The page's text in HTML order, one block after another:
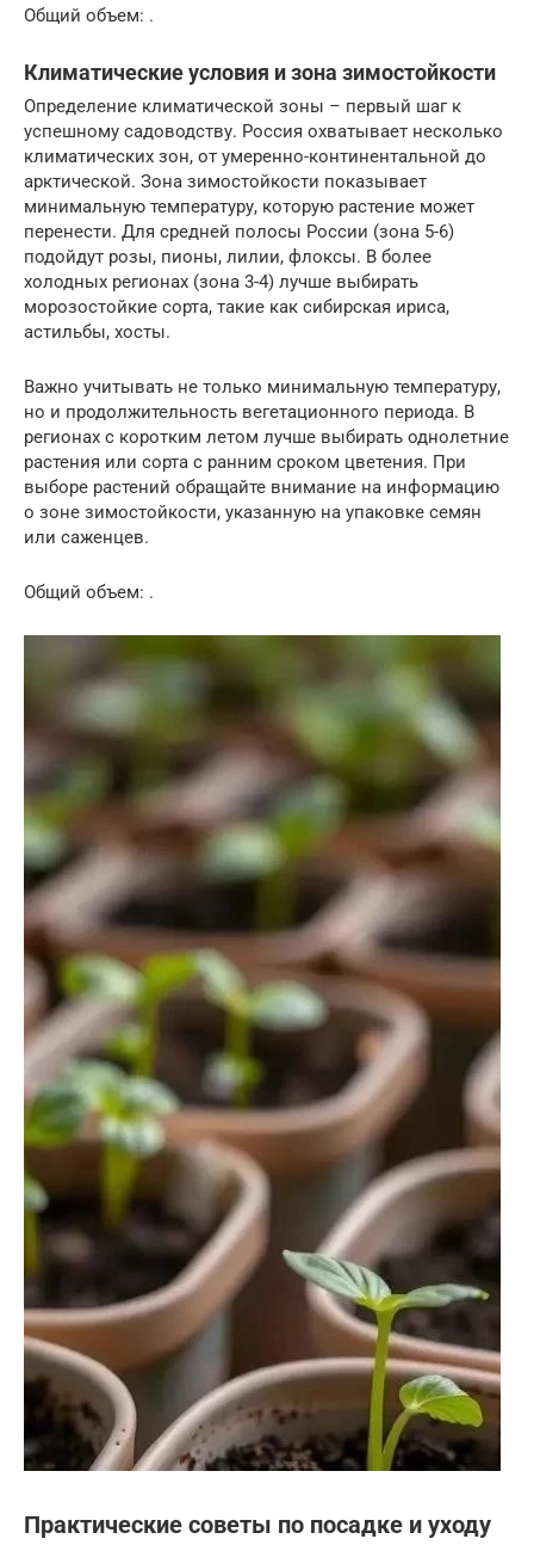
Общий объем: .
Климатические условия и зона зимостойкости
Определение климатической зоны – первый шаг к
успешному садоводству. Россия охватывает несколько
климатических зон, от умеренно-континентальной до
арктической. Зона зимостойкости показывает
минимальную температуру, которую растение может
перенести. Для средней полосы России (зона 5-6)
подойдут розы, пионы, лилии, флоксы. В более
холодных регионах (зона 3-4) лучше выбирать
морозостойкие сорта, такие как сибирская ириса,
астильбы, хосты.
Важно учитывать не только минимальную температуру,
но и продолжительность вегетационного периода. В
регионах с коротким летом лучше выбирать однолетние
растения или сорта с ранним сроком цветения. При
выборе растений обращайте внимание на информацию
о зоне зимостойкости, указанную на упаковке семян
или саженцев.
Общий объем: .
Практические советы по посадке и уходу